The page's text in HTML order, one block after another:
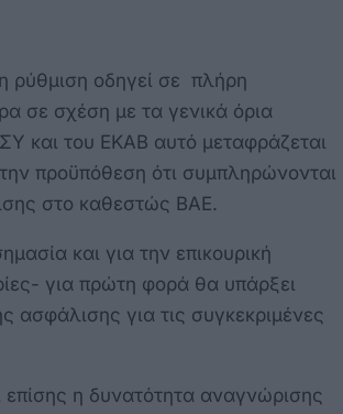
οδηγεί σε πλήρη
σε σχέση με τα γενικά όρια
και του ΕΚΑΒ αυτό μεταφράζεται
προϋπόθεση ότι συμπληρώνονται
στο καθεστώς ΒΑΕ.
και για την επικουρική
για πρώτη φορά θα υπάρξει
ασφάλισης για τις συγκεκριμένες
επίσης η δυνατότητα αναγνώρισης